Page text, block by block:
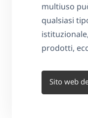
multiuso
qualsiasi
prodotti,
Sito web